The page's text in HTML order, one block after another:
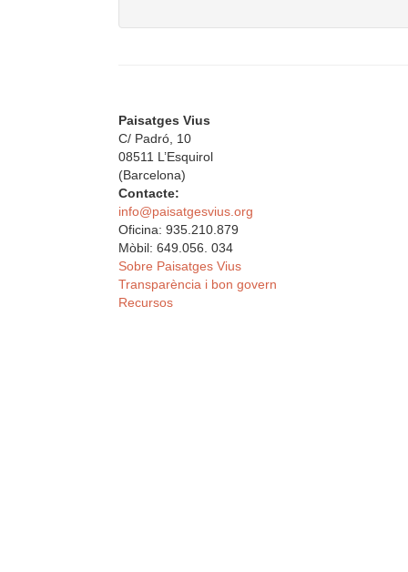
Paisatges Vius
C/ Padró, 10
08511 L’Esquirol
(Barcelona)
Contacte:
info@paisatgesvius.org
Oficina: 935.210.879
Mòbil: 649.056. 034
Sobre Paisatges Vius
Transparència i bon govern
Recursos